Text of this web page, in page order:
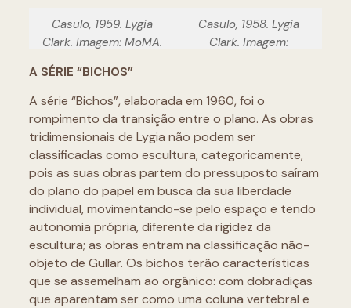
Casulo, 1959. Lygia
Clark. Imagem: MoMA.
Casulo, 1958. Lygia
Clark. Imagem:
A SÉRIE “BICHOS”
A série “Bichos”, elaborada em 1960, foi o
rompimento da transição entre o plano. As obras
tridimensionais de Lygia não podem ser
classificadas como escultura, categoricamente,
pois as suas obras partem do pressuposto saíram
do plano do papel em busca da sua liberdade
individual, movimentando-se pelo espaço e tendo
autonomia própria, diferente da rigidez da
escultura; as obras entram na classificação não-
objeto de Gullar. Os bichos terão características
que se assemelham ao orgânico: com dobradiças
que aparentam ser como uma coluna vertebral e